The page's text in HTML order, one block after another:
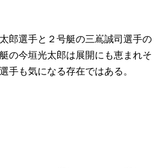
郎選手と２号艇の三嶌誠司選手の
の今垣光太郎は展開にも恵まれそ
手も気になる存在ではある。